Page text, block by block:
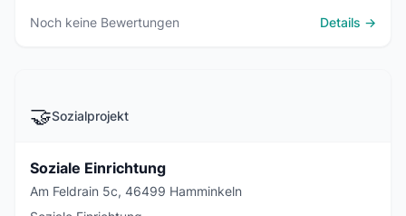
Noch keine Bewertungen Details →
🤝Sozialprojekt
Soziale Einrichtung
Am Feldrain 5c, 46499 Hamminkeln